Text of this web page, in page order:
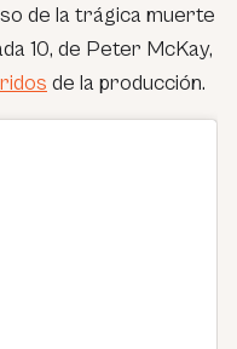
de la trágica muerte
10, de Peter McKay,
de la producción.